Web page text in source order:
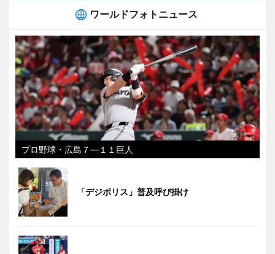
ワールドフォトニュース
プロ野球・広島７―１１巨人
「デジポリス」普及呼び掛け